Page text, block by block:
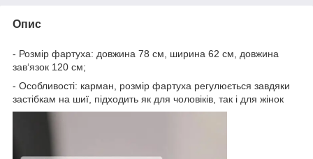
Опис
- Розмір фартуха: довжина 78 см, ширина 62 см, довжина
зав‘язок 120 см;
- Особливості: карман, розмір фартуха регулюється завдяки
застібкам на шиї, підходить як для чоловіків, так і для жінок